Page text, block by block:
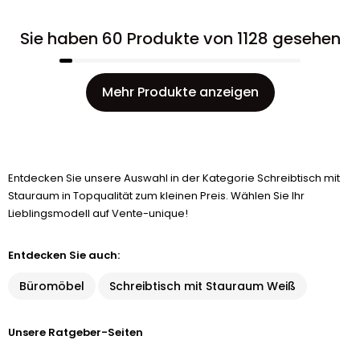
Sie haben 60 Produkte von 1128 gesehen
Mehr Produkte anzeigen
Entdecken Sie unsere Auswahl in der Kategorie Schreibtisch mit
Stauraum in Topqualität zum kleinen Preis. Wählen Sie Ihr
Lieblingsmodell auf Vente-unique!
Entdecken Sie auch:
Büromöbel Schreibtisch mit Stauraum Weiß
Unsere Ratgeber-Seiten